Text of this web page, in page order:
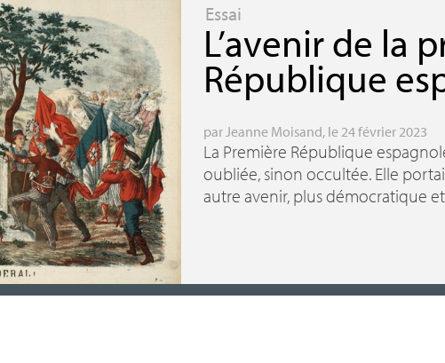
Essai
L’avenir de la
République
par Jeanne Moisand, le 24 février 2023
La Première République
oubliée, sinon occultée. Elle
autre avenir, plus démocratique